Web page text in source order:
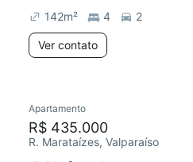
142m² 4 2
Ver contato
Apartamento
R$ 435.000
R. Marataízes, Valparaíso